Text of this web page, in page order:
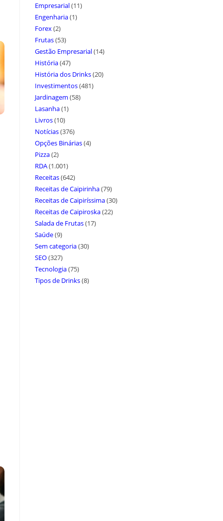
Empresarial(11)
Engenharia(1)
Forex(2)
Frutas(53)
Gestão Empresarial(14)
História(47)
História dos Drinks(20)
Investimentos(481)
Jardinagem (58)
Lasanha(1)
Livros(10)
Notícias(376)
Opções Binárias(4)
Pizza(2)
RDA(1.001)
Receitas(642)
Receitas de Caipirinha(79)
Receitas de Caipiríssima(30)
Receitas de Caipiroska(22)
Salada de Frutas(17)
Saúde(9)
Sem categoria(30)
SEO(327)
Tecnologia(75)
Tipos de Drinks(8)